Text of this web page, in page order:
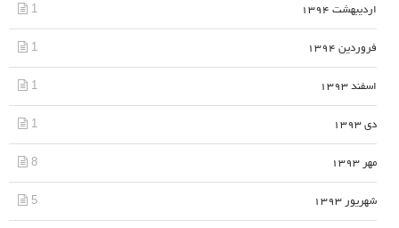
اردیبهشت 1394 1
فروردین 1394 1
اسفند 1393 1
دی 1393 1
مهر 1393 8
شهریور 1393 5